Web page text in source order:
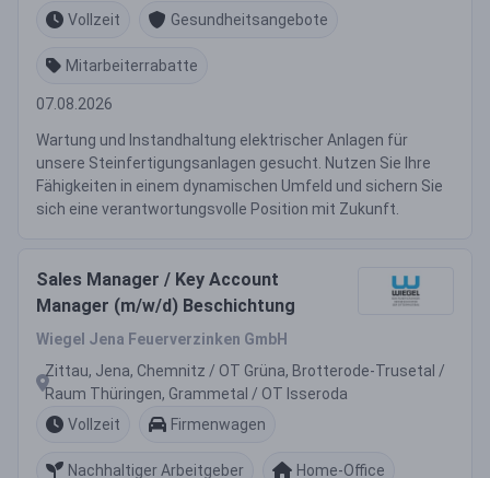
Vollzeit Gesundheitsangebote
Mitarbeiterrabatte
07.08.2026
Wartung und Instandhaltung elektrischer Anlagen für
unsere Steinfertigungsanlagen gesucht. Nutzen Sie Ihre
Fähigkeiten in einem dynamischen Umfeld und sichern Sie
sich eine verantwortungsvolle Position mit Zukunft.
Sales Manager / Key Account
Manager (m/w/d) Beschichtung
Wiegel Jena Feuerverzinken GmbH
Zittau, Jena, Chemnitz / OT Grüna, Brotterode-Trusetal /
Raum Thüringen, Grammetal / OT Isseroda
Vollzeit
Firmenwagen
Nachhaltiger Arbeitgeber Home-Office